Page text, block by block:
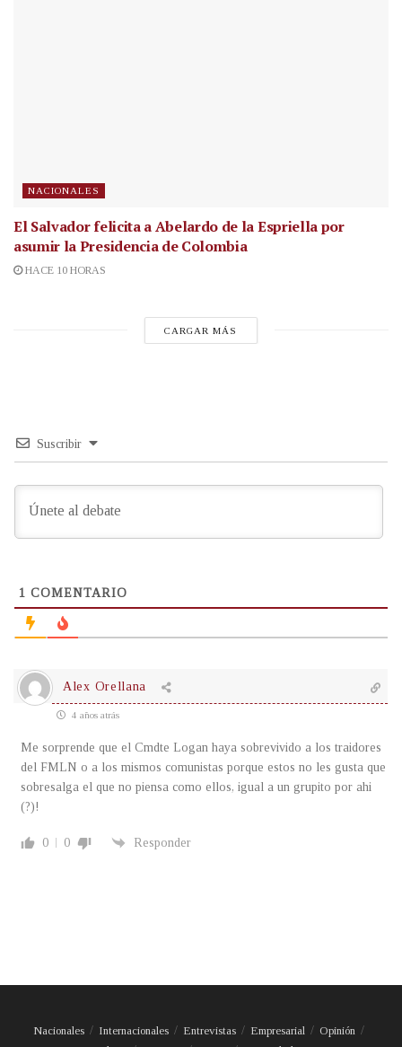
NACIONALES
El Salvador felicita a Abelardo de la Espriella por
asumir la Presidencia de Colombia
HACE 10 HORAS
CARGAR MÁS
Suscribir
1 COMENTARIO
Alex Orellana
4 años atrás
Me sorprende que el Cmdte Logan haya sobrevivido a los traidores
del FMLN o a los mismos comunistas porque estos no les gusta que
sobresalga el que no piensa como ellos, igual a un grupito por ahi
(?)!
0 0 Responder
Nacionales Internacionales Entrevistas Empresarial
Opinión